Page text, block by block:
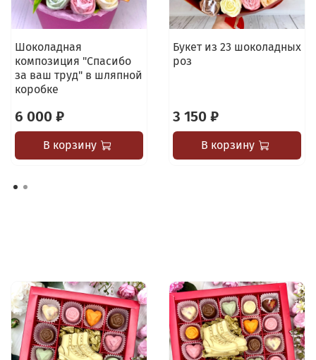
Шоколадная
композиция "Спасибо
за ваш труд" в шляпной
коробке
6 000 ₽
В корзину
Букет из 23 шоколадных
роз
3 150 ₽
В корзину